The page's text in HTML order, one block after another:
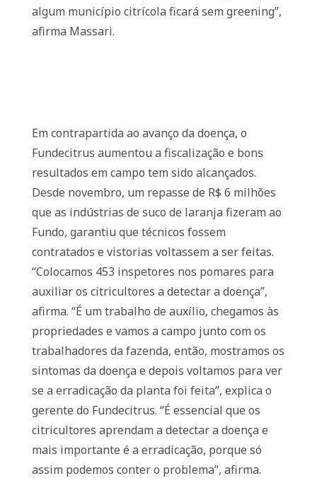
algum município citrícola ficará sem greening”,
afirma Massari.
Em contrapartida ao avanço da doença, o
Fundecitrus aumentou a fiscalização e bons
resultados em campo tem sido alcançados.
Desde novembro, um repasse de R$ 6 milhões
que as indústrias de suco de laranja fizeram ao
Fundo, garantiu que técnicos fossem
contratados e vistorias voltassem a ser feitas.
“Colocamos 453 inspetores nos pomares para
auxiliar os citricultores a detectar a doença”,
afirma. “É um trabalho de auxílio, chegamos às
propriedades e vamos a campo junto com os
trabalhadores da fazenda, então, mostramos os
sintomas da doença e depois voltamos para ver
se a erradicação da planta foi feita”, explica o
gerente do Fundecitrus. “É essencial que os
citricultores aprendam a detectar a doença e
mais importante é a erradicação, porque só
assim podemos conter o problema”, afirma.